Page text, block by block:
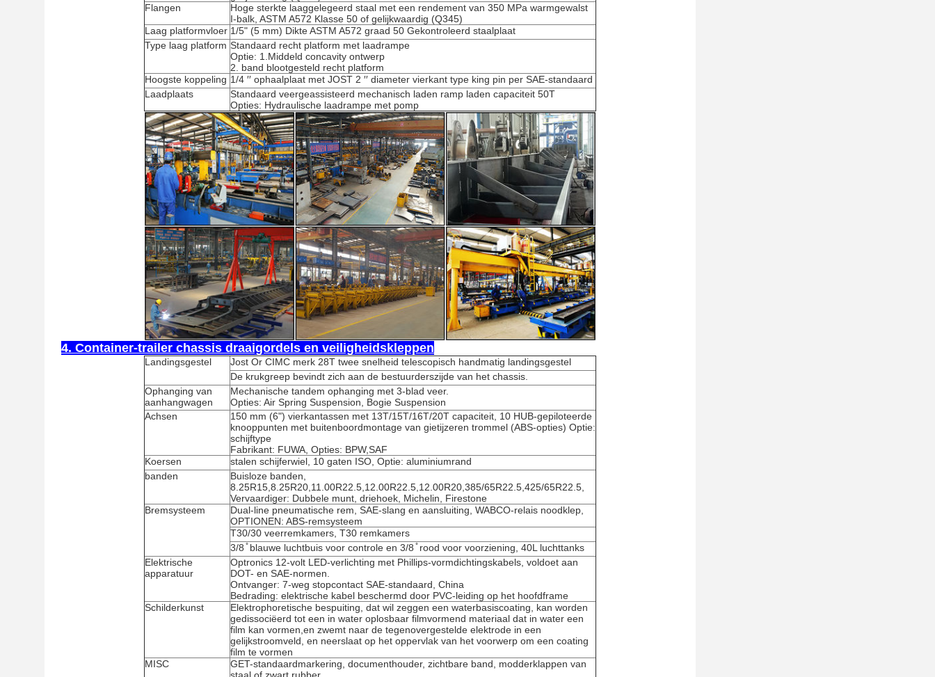
Flangen
Hoge sterkte laaggelegeerd staal met een rendement van 350 MPa warmgewalst
I-balk, ASTM A572 Klasse 50 of gelijkwaardig (Q345)
Laag platformvloer 1/5" (5 mm) Dikte ASTM A572 graad 50 Gekontroleerd staalplaat
Type laag platform Standaard recht platform met laadrampe
Optie: 1.Middeld concavity ontwerp
2. band blootgesteld recht platform
Hoogste koppeling 1/4 ′′ ophaalplaat met JOST 2 ′′ diameter vierkant type king pin per SAE-standaard
Laadplaats
Standaard veergeassisteerd mechanisch laden ramp laden capaciteit 50T
Opties: Hydraulische laadrampe met pomp
4. Container-trailer chassis draaigordels en veiligheidskleppen
Landingsgestel
Jost Or CIMC merk 28T twee snelheid telescopisch handmatig landingsgestel
De krukgreep bevindt zich aan de bestuurderszijde van het chassis.
Ophanging van
aanhangwagen
Mechanische tandem ophanging met 3-blad veer.
Opties: Air Spring Suspension, Bogie Suspension
Achsen
150 mm (6") vierkantassen met 13T/15T/16T/20T capaciteit, 10 HUB-gepiloteerde
knooppunten met buitenboordmontage van gietijzeren trommel (ABS-opties) Optie:
schijftype
Fabrikant: FUWA, Opties: BPW,SAF
Koersen
stalen schijferwiel, 10 gaten ISO, Optie: aluminiumrand
banden
Buisloze banden,
8.25R15,8.25R20,11.00R22.5,12.00R22.5,12.00R20,385/65R22.5,425/65R22.5,
Vervaardiger: Dubbele munt, driehoek, Michelin, Firestone
Bremsysteem
Dual-line pneumatische rem, SAE-slang en aansluiting, WABCO-relais noodklep,
OPTIONEN: ABS-remsysteem
T30/30 veerremkamers, T30 remkamers
3/8 ̊ blauwe luchtbuis voor controle en 3/8 ̊ rood voor voorziening, 40L luchttanks
Elektrische
apparatuur
Optronics 12-volt LED-verlichting met Phillips-vormdichtingskabels, voldoet aan
DOT- en SAE-normen.
Ontvanger: 7-weg stopcontact SAE-standaard, China
Bedrading: elektrische kabel beschermd door PVC-leiding op het hoofdframe
Schilderkunst
Elektrophoretische bespuiting, dat wil zeggen een waterbasiscoating, kan worden
gedissociëerd tot een in water oplosbaar filmvormend materiaal dat in water een
film kan vormen,en zwemt naar de tegenovergestelde elektrode in een
gelijkstroomveld, en neerslaat op het oppervlak van het voorwerp om een coating
film te vormen
MISC
GET-standaardmarkering, documenthouder, zichtbare band, modderklappen van